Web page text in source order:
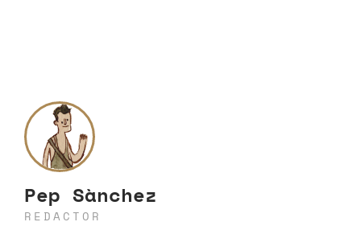
Pep Sànchez
REDACTOR